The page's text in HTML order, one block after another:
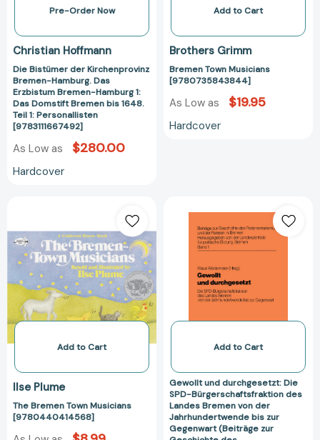
Hamburg
Das
Domstift
Bremen
bis
1648.
Teil
1:
Personallisten
Pre-Order Now
Christian Hoffmann
Die Bistümer der Kirchenprovinz
Bremen-Hamburg. Das
Erzbistum Bremen-Hamburg 1:
Das Domstift Bremen bis 1648.
Teil 1: Personallisten
[9783111667492]
As Low as $280.00
Hardcover
Add to Cart
Brothers Grimm
Bremen Town Musicians
[9780735843844]
As Low as $19.95
Hardcover
Town
Musicians
[9780440414568]
Add to Cart
Ilse Plume
The Bremen Town Musicians
[9780440414568]
durchgesetzt:
Die
SPD-
des
von
bis
zur
Gegenwart
Add to Cart
Gewollt und durchgesetzt: Die
SPD-Bürgerschaftsfraktion des
Landes Bremen von der
Jahrhundertwende bis zur
Gegenwart (Beiträge zur